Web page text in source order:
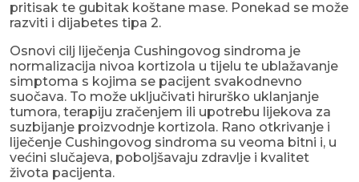
pritisak te gubitak koštane mase. Ponekad se može
razviti i dijabetes tipa 2.
Osnovi cilj liječenja Cushingovog sindroma je
normalizacija nivoa kortizola u tijelu te ublažavanje
simptoma s kojima se pacijent svakodnevno
suočava. To može uključivati hirurško uklanjanje
tumora, terapiju zračenjem ili upotrebu lijekova za
suzbijanje proizvodnje kortizola. Rano otkrivanje i
liječenje Cushingovog sindroma su veoma bitni i, u
većini slučajeva, poboljšavaju zdravlje i kvalitet
života pacijenta.